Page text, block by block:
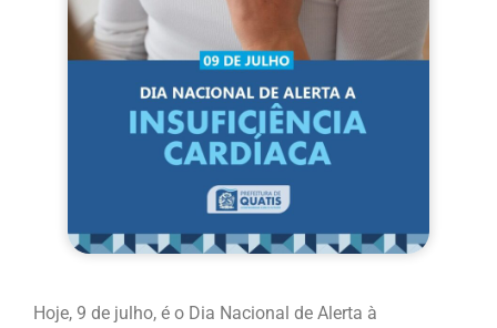
Hoje, 9 de julho, é o Dia Nacional de Alerta à